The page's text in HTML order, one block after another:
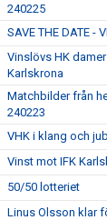
240225
SAVE THE DATE -
Vinslövs HK
Karlskrona
Matchbilder från
240223
VHK i klang och
Vinst mot IFK
50/50 lotteriet
Linus Olsson klar